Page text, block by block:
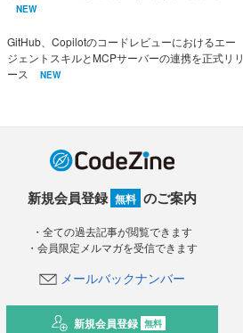
NEW
GitHub、Copilotのコードレビューにおけるエー
ジェントスキルとMCPサーバーの連携を正式リリ
ース
NEW
新規会員登録 無料 のご案内
・全ての過去記事が閲覧できます
・会員限定メルマガを受信できます
メールバックナンバー
新規会員登録 無料